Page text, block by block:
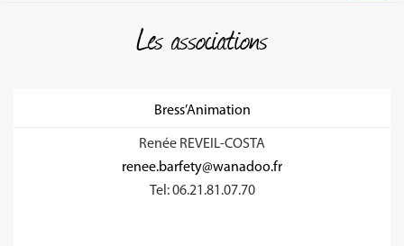
Les associations
Bress’Animation
Renée REVEIL-COSTA
renee.barfety@wanadoo.fr
Tel: 06.21.81.07.70